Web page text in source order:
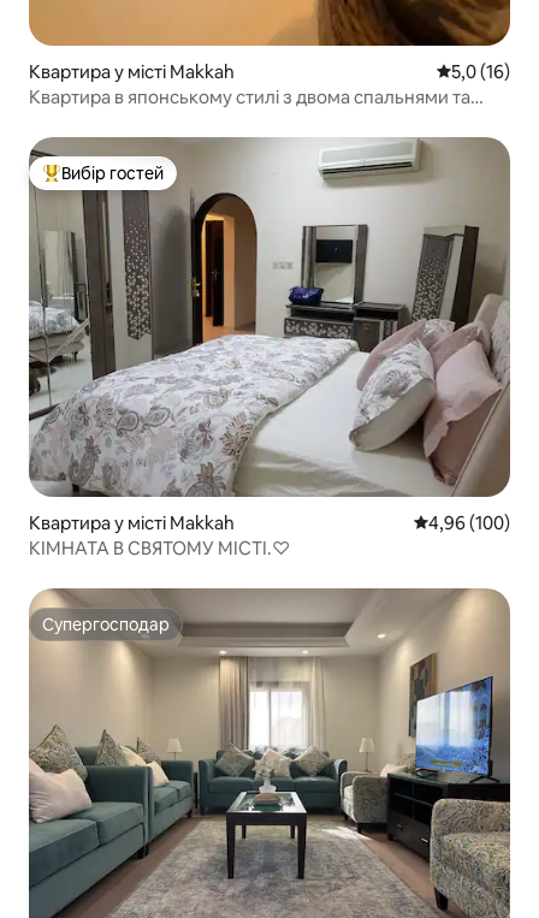
Квартира у місті Makkah Середня
5,0 (16)
Квартира в японському стилі з двома спальнями та
Топ вибір гостей
Вибір гостей
Квартира у місті Makkah Середня
4,96 (100)
КІМНАТА В СВЯТОМУ МІСТІ.♡
Супергосподар
Супергосподар